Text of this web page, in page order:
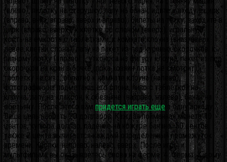
(влево); пилотку на старушку; лапу на банан; идите к входу в цирк
(вправо, вниз, вправо, вверх и вправо); билеты на тетку; заходите в
цирк (вправо, вверх); к клетке со слоном (вверх); игральную
кость на емкость с таблетками, к комнате клоуна (вниз, вверх
левее клетки слона), лапу на пакет из-под куриных окорочков, к
пивному лотку (вправо! ), утконоса на фигуру клоуна, пакет из-под
окорочков на кран в бочке (пока хозяин лотка не смотрит),
таблетку на пиво, обратно к комнате клоуна (налево),
фотографию на подметающего слона, пиво с таблеткой на
клоуна, лапу на клаксон, к обезьяне (направо, налево), банан на
обезьяну. После этого вам придется играть еще в одну аркаду.
Ваша цель набрать 20 долларов. Каждая пойманная монета 10
центов, купюра доллар, падение на кожуре банана -50 центов,
также 2 цента вычитается каждый определенный промежуток
времени. Кнопки: направо, налево, вверх. После игры и
мультфильма вы оказываетесь снова на ферме. 4. Ферма. К дому